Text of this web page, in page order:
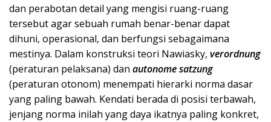
dan perabotan detail yang mengisi ruang-ruang
tersebut agar sebuah rumah benar-benar dapat
dihuni, operasional, dan berfungsi sebagaimana
mestinya. Dalam konstruksi teori Nawiasky, verordnung
(peraturan pelaksana) dan autonome satzung
(peraturan otonom) menempati hierarki norma dasar
yang paling bawah. Kendati berada di posisi terbawah,
jenjang norma inilah yang daya ikatnya paling konkret,